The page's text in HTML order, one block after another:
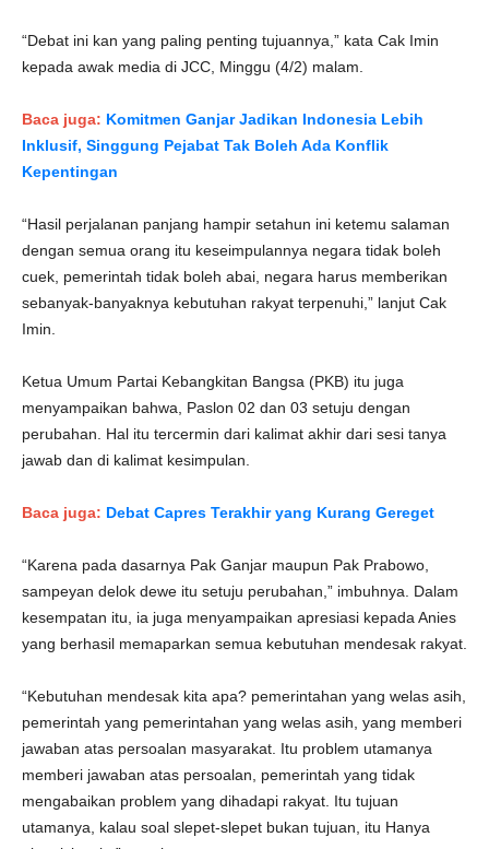
“Debat ini kan yang paling penting tujuannya,” kata Cak Imin
kepada awak media di JCC, Minggu (4/2) malam.
​​​​​​Baca juga: Komitmen Ganjar Jadikan Indonesia Lebih
Inklusif, Singgung Pejabat Tak Boleh Ada Konflik
Kepentingan
“Hasil perjalanan panjang hampir setahun ini ketemu salaman
dengan semua orang itu keseimpulannya negara tidak boleh
cuek, pemerintah tidak boleh abai, negara harus memberikan
sebanyak-banyaknya kebutuhan rakyat terpenuhi,” lanjut Cak
Imin.
Ketua Umum Partai Kebangkitan Bangsa (PKB) itu juga
menyampaikan bahwa, Paslon 02 dan 03 setuju dengan
perubahan. Hal itu tercermin dari kalimat akhir dari sesi tanya
jawab dan di kalimat kesimpulan.
Baca juga: Debat Capres Terakhir yang Kurang Gereget
“Karena pada dasarnya Pak Ganjar maupun Pak Prabowo,
sampeyan delok dewe itu setuju perubahan,” imbuhnya. Dalam
kesempatan itu, ia juga menyampaikan apresiasi kepada Anies
yang berhasil memaparkan semua kebutuhan mendesak rakyat.
“Kebutuhan mendesak kita apa? pemerintahan yang welas asih,
pemerintah yang pemerintahan yang welas asih, yang memberi
jawaban atas persoalan masyarakat. Itu problem utamanya
memberi jawaban atas persoalan, pemerintah yang tidak
mengabaikan problem yang dihadapi rakyat. Itu tujuan
utamanya, kalau soal slepet-slepet bukan tujuan, itu Hanya